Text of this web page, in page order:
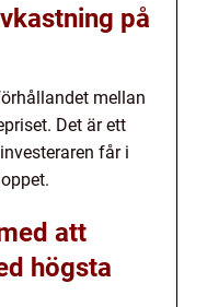
på
mellan
Det är ett
får i
att
högsta